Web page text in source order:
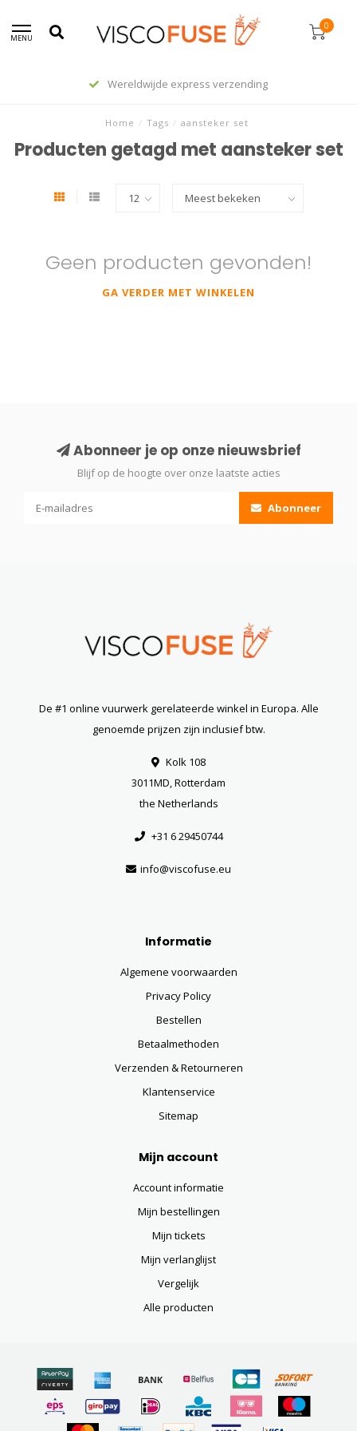
MENU
0
Wereldwijde express verzending
Home / Tags / aansteker set
Producten getagd met aansteker set
Geen producten gevonden!
GA VERDER MET WINKELEN
Abonneer je op onze nieuwsbrief
Blijf op de hoogte over onze laatste acties
Abonneer
De #1 online vuurwerk gerelateerde winkel in Europa. Alle
genoemde prijzen zijn inclusief btw.
Kolk 108
3011MD, Rotterdam
the Netherlands
+31 6 29450744
info@viscofuse.eu
Informatie
Algemene voorwaarden
Privacy Policy
Bestellen
Betaalmethoden
Verzenden & Retourneren
Klantenservice
Sitemap
Mijn account
Account informatie
Mijn bestellingen
Mijn tickets
Mijn verlanglijst
Vergelijk
Alle producten